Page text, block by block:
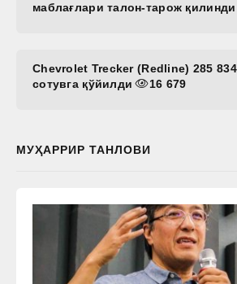
маблағлари талон-тарож
Chevrolet Trecker (Redline) 285
сотувга қўйилди
16 679
МУҲАРРИР ТАНЛОВИ